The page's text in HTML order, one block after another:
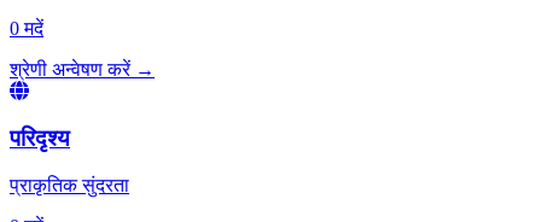
0 मदें
श्रेणी अन्वेषण करें →
परिदृश्य
प्राकृतिक सुंदरता